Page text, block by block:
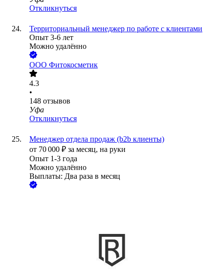
Откликнуться
Территориальный менеджер по работе с клиентами
Опыт 3-6 лет
Можно удалённо
ООО Фитокосметик
4.3
•
148 отзывов
Уфа
Откликнуться
Менеджер отдела продаж (b2b клиенты)
от 70 000 ₽ за месяц, на руки
Опыт 1-3 года
Можно удалённо
Выплаты: Два раза в месяц